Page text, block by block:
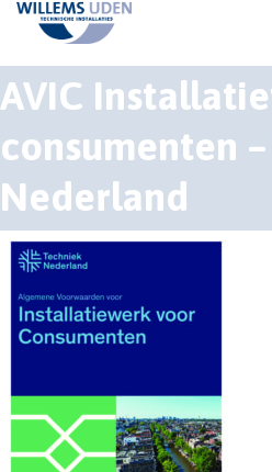
AVIC
consumenten
Nederland